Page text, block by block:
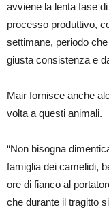
avviene la lenta fase
processo produttivo,
settimane, periodo
giusta consistenza e
Mair fornisce anche
volta a questi animali.
“Non bisogna
famiglia dei camelidi,
ore di fianco al
che durante il tragitto